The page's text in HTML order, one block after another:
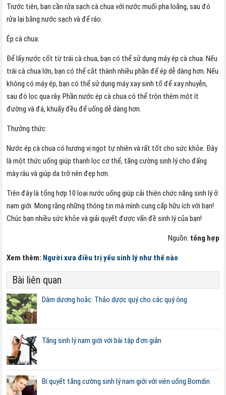
Trước tiên, bạn cần rửa sạch cà chua với nước muối pha loãng, sau đó
rửa lại bằng nước sạch và để ráo.
Ép cà chua:
Để lấy nước cốt từ trái cà chua, bạn có thể sử dụng máy ép cà chua. Nếu
trái cà chua lớn, bạn có thể cắt thành nhiều phần để ép dễ dàng hơn. Nếu
không có máy ép, bạn có thể sử dụng máy xay sinh tố để xay nhuyễn,
sau đó lọc qua rây. Phần nước ép cà chua có thể trộn thêm một ít
đường và đá, khuấy đều để uống dễ dàng hơn.
Thưởng thức:
Nước ép cà chua có hương vị ngọt tự nhiên và rất tốt cho sức khỏe. Đây
là một thức uống giúp thanh lọc cơ thể, tăng cường sinh lý cho đấng
mày râu và giúp da trở nên đẹp hơn.
Trên đây là tổng hợp 10 loại nước uống giúp cải thiện chức năng sinh lý ở
nam giới. Mong rằng những thông tin mà mình cung cấp hữu ích với bạn!
Chúc bạn nhiều sức khỏe và giải quyết được vấn đề sinh lý của bạn!
Nguồn: tổng hợp
Xem thêm: Người xưa điều trị yếu sinh lý như thế nào
Bài liên quan
Dâm dương hoắc: Thảo dược quý cho các quý ông
Tăng sinh lý nam giới với bài tập đơn giản
Bí quyết tăng cường sinh lý nam giới với viên uống Bomdin